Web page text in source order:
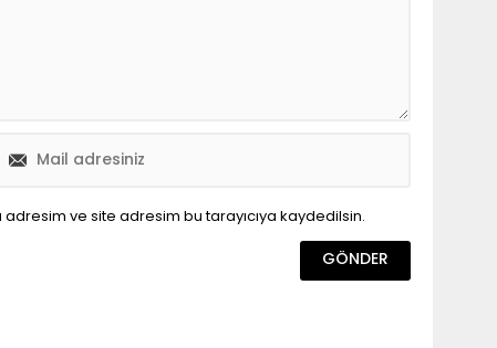
ve site adresim bu tarayıcıya kaydedilsin.